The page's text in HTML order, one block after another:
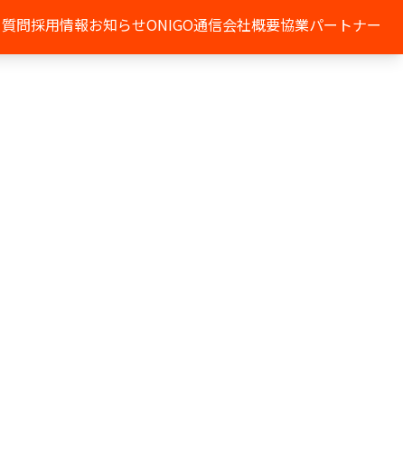
問採用情報お知らせONIGO通信会社概要協業パートナー